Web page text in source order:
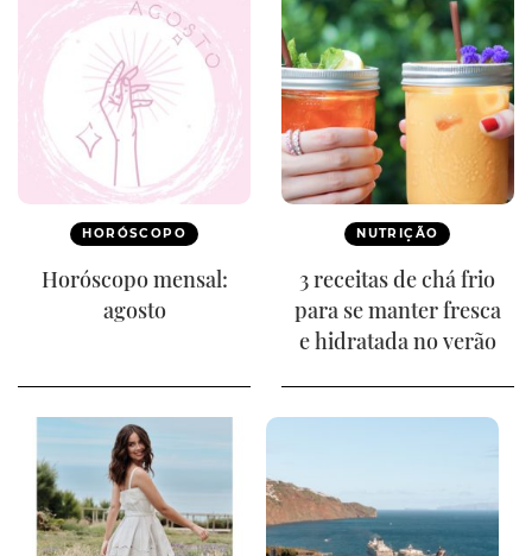
HORÓSCOPO
Horóscopo mensal:
agosto
NUTRIÇÃO
3 receitas de chá frio
para se manter fresca
e hidratada no verão